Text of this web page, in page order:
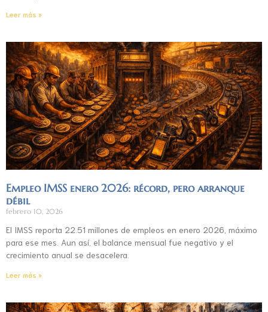
Leer más »
Empleo IMSS enero 2026: récord, pero arranque
débil
febrero 10, 2026
El IMSS reporta 22.51 millones de empleos en enero 2026, máximo
para ese mes. Aun así, el balance mensual fue negativo y el
crecimiento anual se desacelera.
Leer más »